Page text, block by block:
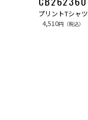
プリントTシャツ
4,510円（税込）